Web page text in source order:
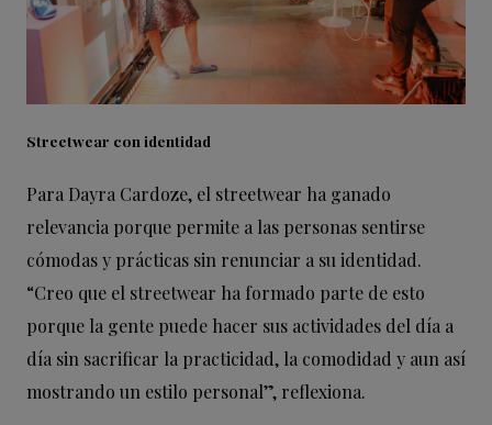
Streetwear con identidad
Para Dayra Cardoze, el streetwear ha ganado
relevancia porque permite a las personas sentirse
cómodas y prácticas sin renunciar a su identidad.
“Creo que el streetwear ha formado parte de esto
porque la gente puede hacer sus actividades del día a
día sin sacrificar la practicidad, la comodidad y aun así
mostrando un estilo personal”, reflexiona.